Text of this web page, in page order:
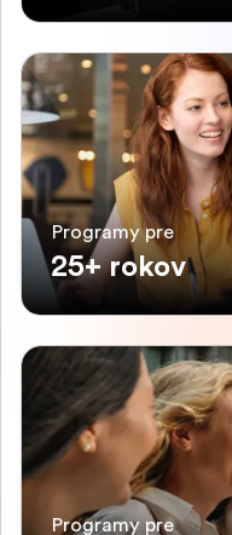
Programy pre
25+ rokov
Programy pre